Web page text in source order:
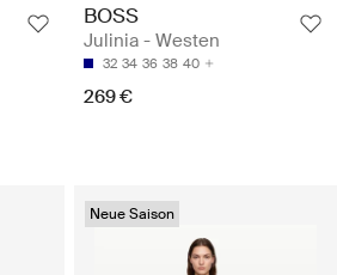
BOSS
Julinia - Westen
32 34 36 38 40
269 €
Neue Saison